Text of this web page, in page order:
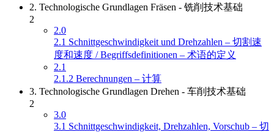
2. Technologische Grundlagen Fräsen - 铣削技术基础
2
2.0
2.1 Schnittgeschwindigkeit und Drehzahlen – 切割速
度和速度 / Begriffsdefinitionen – 术语的定义
2.1
2.1.2 Berechnungen – 计算
3. Technologische Grundlagen Drehen - 车削技术基础
2
3.0
3.1 Schnittgeschwindigkeit, Drehzahlen, Vorschub – 切